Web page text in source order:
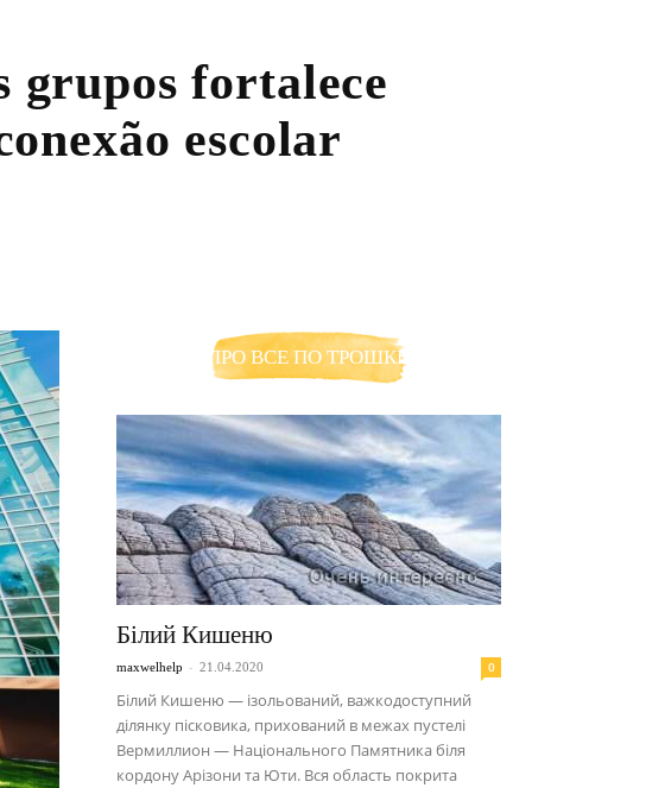
grupos fortalece
escolar
ПРО ВСЕ ПО ТРОШКИ
Білий Кишеню
maxwelhelp - 21.04.2020 0
Білий Кишеню — ізольований, важкодоступний
ділянку пісковика, прихований в межах пустелі
Вермиллион — Національного Памятника біля
кордону Арізони та Юти. Вся область покрита